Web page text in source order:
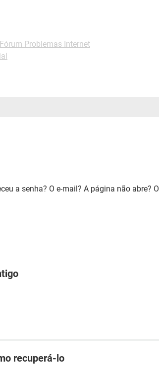
Fórum Problemas Internet
a senha? O e-mail? A página não abre? O
recuperá-lo